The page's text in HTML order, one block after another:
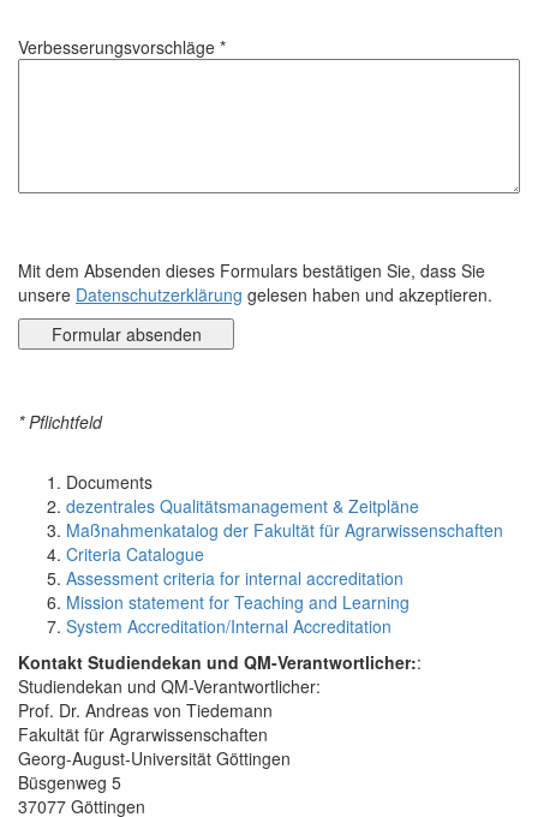
Verbesserungsvorschläge *
Mit dem Absenden dieses Formulars bestätigen Sie, dass Sie
unsere Datenschutzerklärung gelesen haben und akzeptieren.
* Pflichtfeld
Documents
dezentrales Qualitätsmanagement & Zeitpläne
Maßnahmenkatalog der Fakultät für Agrarwissenschaften
Criteria Catalogue
Assessment criteria for internal accreditation
Mission statement for Teaching and Learning
System Accreditation/Internal Accreditation
Kontakt Studiendekan und QM-Verantwortlicher::
Studiendekan und QM-Verantwortlicher:
Prof. Dr. Andreas von Tiedemann
Fakultät für Agrarwissenschaften
Georg-August-Universität Göttingen
Büsgenweg 5
37077 Göttingen